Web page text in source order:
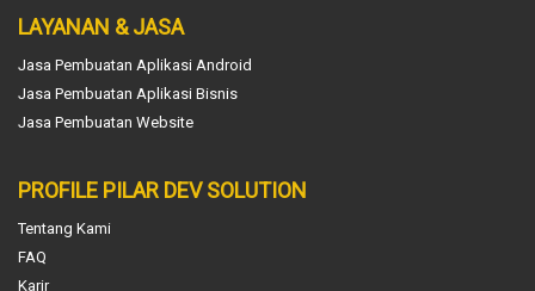
LAYANAN & JASA
Jasa Pembuatan Aplikasi Android
Jasa Pembuatan Aplikasi Bisnis
Jasa Pembuatan Website
PROFILE PILAR DEV SOLUTION
Tentang Kami
FAQ
Karir